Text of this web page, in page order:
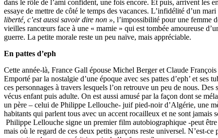
dans le rôle de l’ami confident, une fois encore. Et puis, arrivent les
essaye de mettre de côté le temps des vacances. L’infidélité d’un
liberté, c’est aussi savoir dire non », l’impossibilité pour une femme
vieilles rancœurs face à une « mamie » qui est tombée amoureuse
guerre. La petite morale reste un peu naïve, mais appréciable.
En pattes d’eph
Cette année-là, France Gall épouse Michel Berger et Claude
Emporté par la nostalgie d’une époque avec ses pattes d’eph’ et ses
ces personnages à travers lesquels l’on retrouve un peu de nous. Des
vécus enfant puis adulte. On est aussi amusé par la façon dont se
un père – celui de Philippe Lellouche- juif pied-noir d’Algérie, une
habitants qui parlent tous avec un accent rocailleux et ne sont jamais
Philippe Lellouche signe un premier film autobiographique -peut
mais où le regard de ces deux petits garçons reste universel. N’est-